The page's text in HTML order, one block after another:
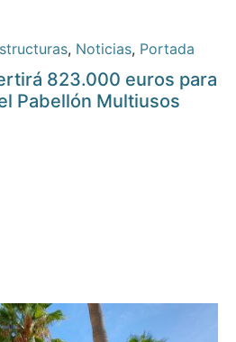
, Noticias, Portada
823.000 euros para
Pabellón Multiusos